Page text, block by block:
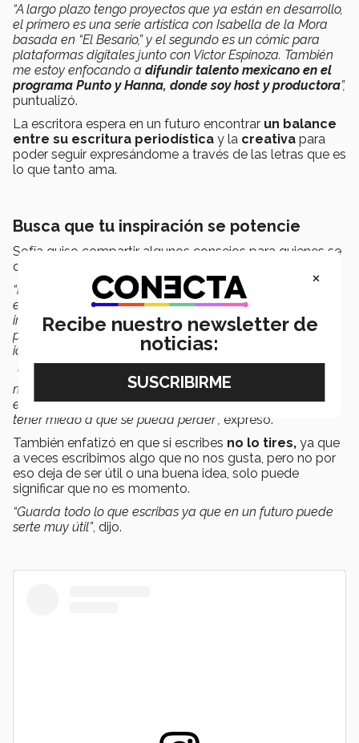
“A largo plazo tengo proyectos que ya están en desarrollo,
el primero es una serie artística con Isabella de la Mora
basada en “El Besario,” y el segundo es un cómic para
plataformas digitales junto con Victor Espinoza. También
me estoy enfocando a difundir talento mexicano en el
programa Punto y Hanna, donde soy host y productora”,
puntualizó.
La escritora espera en un futuro encontrar un balance
entre su escritura periodística y la creativa para
poder seguir expresándome a través de las letras que es
lo que tanto ama.
Busca que tu inspiración se potencie
Sofía quiso compartir algunos consejos para quienes se
quieran adentrar en la escritura.
“Busca que tu inspiración se potencie:
escribir cuando llega la inspiración, pero si buscas
imágenes relacionadas a lo que estás pensando y le
pones música puede ayudarte a que salgan aún más
ideas.
“
No escribas en papel:Escribir en papel puede parecer
muy romántico, pero no hay herramienta más útil que
escribir todo en la nube, tenerlo al alcance siempre y no
tener miedo a que se pueda perder”, expresó.
También enfatizó en que si escribes no lo tires, ya que
a veces escribimos algo que no nos gusta, pero no por
eso deja de ser útil o una buena idea, solo puede
significar que no es momento.
“Guarda todo lo que escribas ya que en un futuro puede
serte muy útil”, dijo.
×
Recibe nuestro newsletter de
noticias: